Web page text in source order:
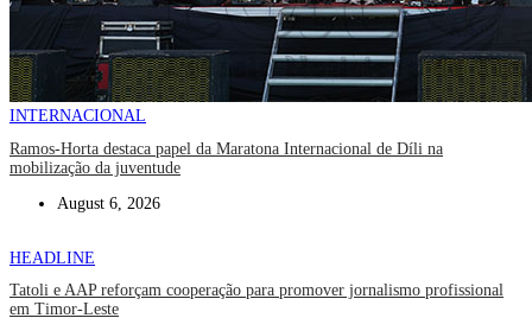
INTERNACIONAL
Ramos-Horta destaca papel da Maratona Internacional de Díli na
mobilização da juventude
August 6, 2026
HEADLINE
Tatoli e AAP reforçam cooperação para promover jornalismo profissional
em Timor-Leste